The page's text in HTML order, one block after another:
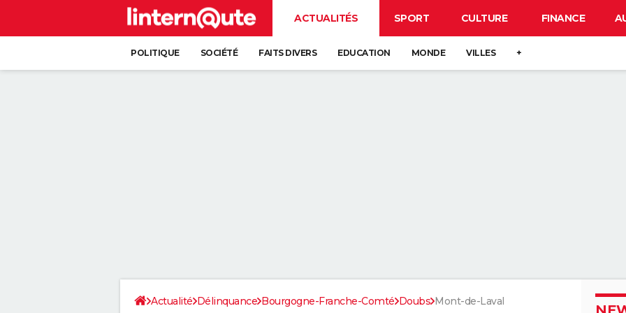
ACTUALITÉS SPORT CULTURE FINANCE
POLITIQUE SOCIÉTÉ FAITS DIVERS EDUCATION MONDE VILLES +
Actualité Délinquance Bourgogne-Franche-Comté Doubs Mont-de-Laval